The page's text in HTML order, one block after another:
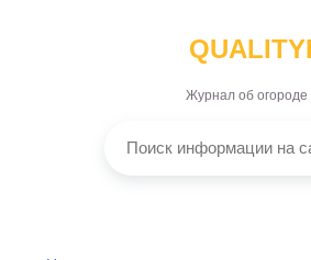
Журнал об огороде